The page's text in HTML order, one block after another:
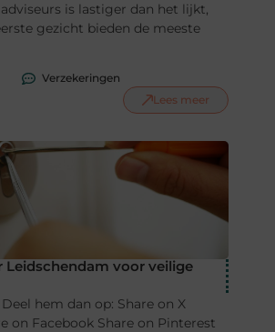
is lastiger dan het lijkt,
gezicht bieden de meeste
Verzekeringen
Lees meer
Leidschendam voor veilige
hem dan op: Share on X
on Facebook Share on Pinterest